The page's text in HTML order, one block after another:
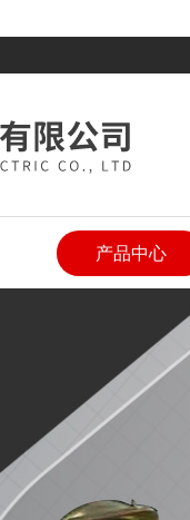
产品中心